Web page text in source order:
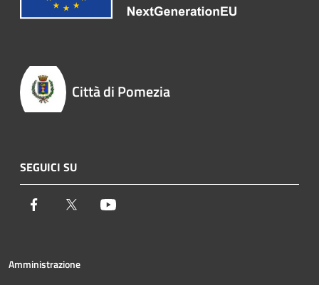
Città di Pomezia
SEGUICI SU
Facebook Twitter
Amministrazione